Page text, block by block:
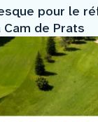
pour le
de Prats